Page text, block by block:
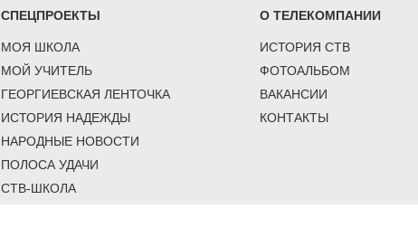
СПЕЦПРОЕКТЫ
МОЯ ШКОЛА
МОЙ УЧИТЕЛЬ
ГЕОРГИЕВСКАЯ ЛЕНТОЧКА
ИСТОРИЯ НАДЕЖДЫ
НАРОДНЫЕ НОВОСТИ
ПОЛОСА УДАЧИ
СТВ-ШКОЛА
О ТЕЛЕКОМПАНИИ
ИСТОРИЯ СТВ
ФОТОАЛЬБОМ
ВАКАНСИИ
КОНТАКТЫ